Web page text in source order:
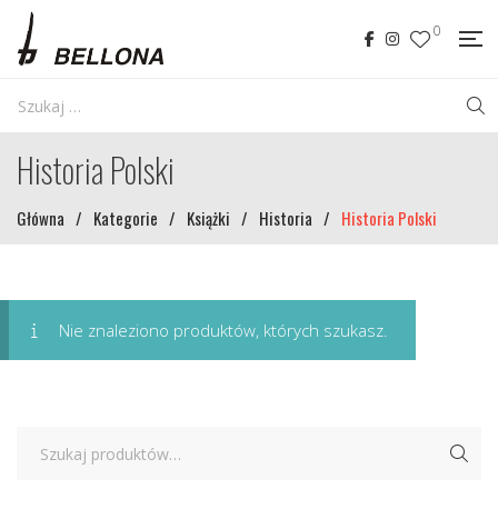
0
Historia Polski
Główna / Kategorie / Książki / Historia / Historia Polski
Nie znaleziono produktów, których szukasz.